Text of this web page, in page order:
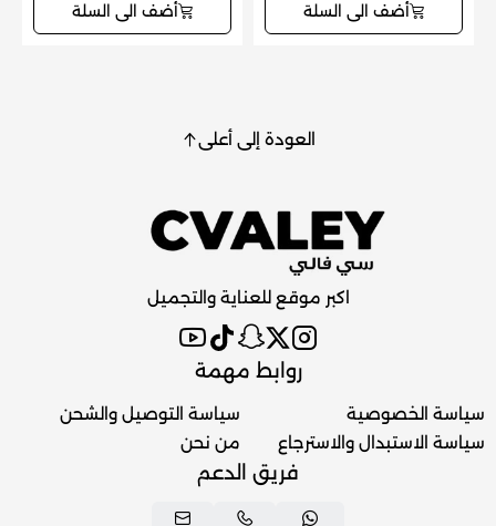
أضف الى السلة أضف الى السلة
العودة إلى أعلى
اكبر موقع للعناية والتجميل
روابط مهمة
سياسة الخصوصية
سياسة الاستبدال والاسترجاع
سياسة التوصيل والشحن
من نحن
فريق الدعم